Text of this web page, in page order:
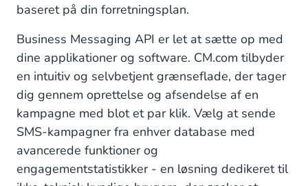
baseret på din forretningsplan.
Business Messaging API er let at sætte op med
dine applikationer og software. CM.com tilbyder
en intuitiv og selvbetjent grænseflade, der tager
dig gennem oprettelse og afsendelse af en
kampagne med blot et par klik. Vælg at sende
SMS-kampagner fra enhver database med
avancerede funktioner og
engagementstatistikker - en løsning dedikeret til